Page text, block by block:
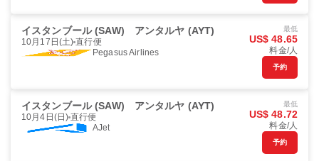
イスタンブール (SAW) アンタルヤ (AYT)
10月17日(土) 直行便
Pegasus Airlines
最低
US$ 48.65
料金/人
予約
イスタンブール (SAW) アンタルヤ (AYT)
10月4日(日) 直行便
AJet
最低
US$ 48.72
料金/人
予約